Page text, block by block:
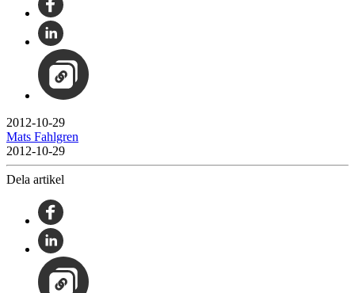
2012-10-29
Mats Fahlgren
2012-10-29
Dela artikel